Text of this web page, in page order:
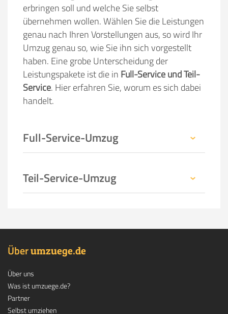
erbringen soll und welche Sie selbst
übernehmen wollen. Wählen Sie die Leistungen
genau nach Ihren Vorstellungen aus, so wird Ihr
Umzug genau so, wie Sie ihn sich vorgestellt
haben. Eine grobe Unterscheidung der
Leistungspakete ist die in Full-Service und Teil-
Service. Hier erfahren Sie, worum es sich dabei
handelt.
Full-Service-Umzug
Teil-Service-Umzug
Überumzuege.de
Über uns
Was ist umzuege.de?
Partner
Selbst umziehen